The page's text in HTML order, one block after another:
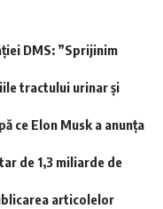
DMS: ”Sprijinim
tractului urinar și
ce Elon Musk a anunța
de 1,3 miliarde de
articolelor